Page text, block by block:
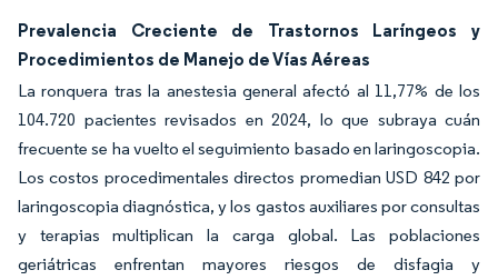
Prevalencia Creciente de Trastornos Laríngeos y
Procedimientos de Manejo de Vías Aéreas
La ronquera tras la anestesia general afectó al 11,77% de los
104.720 pacientes revisados en 2024, lo que subraya cuán
frecuente se ha vuelto el seguimiento basado en laringoscopia.
Los costos procedimentales directos promedian USD 842 por
laringoscopia diagnóstica, y los gastos auxiliares por consultas
y terapias multiplican la carga global. Las poblaciones
geriátricas enfrentan mayores riesgos de disfagia y